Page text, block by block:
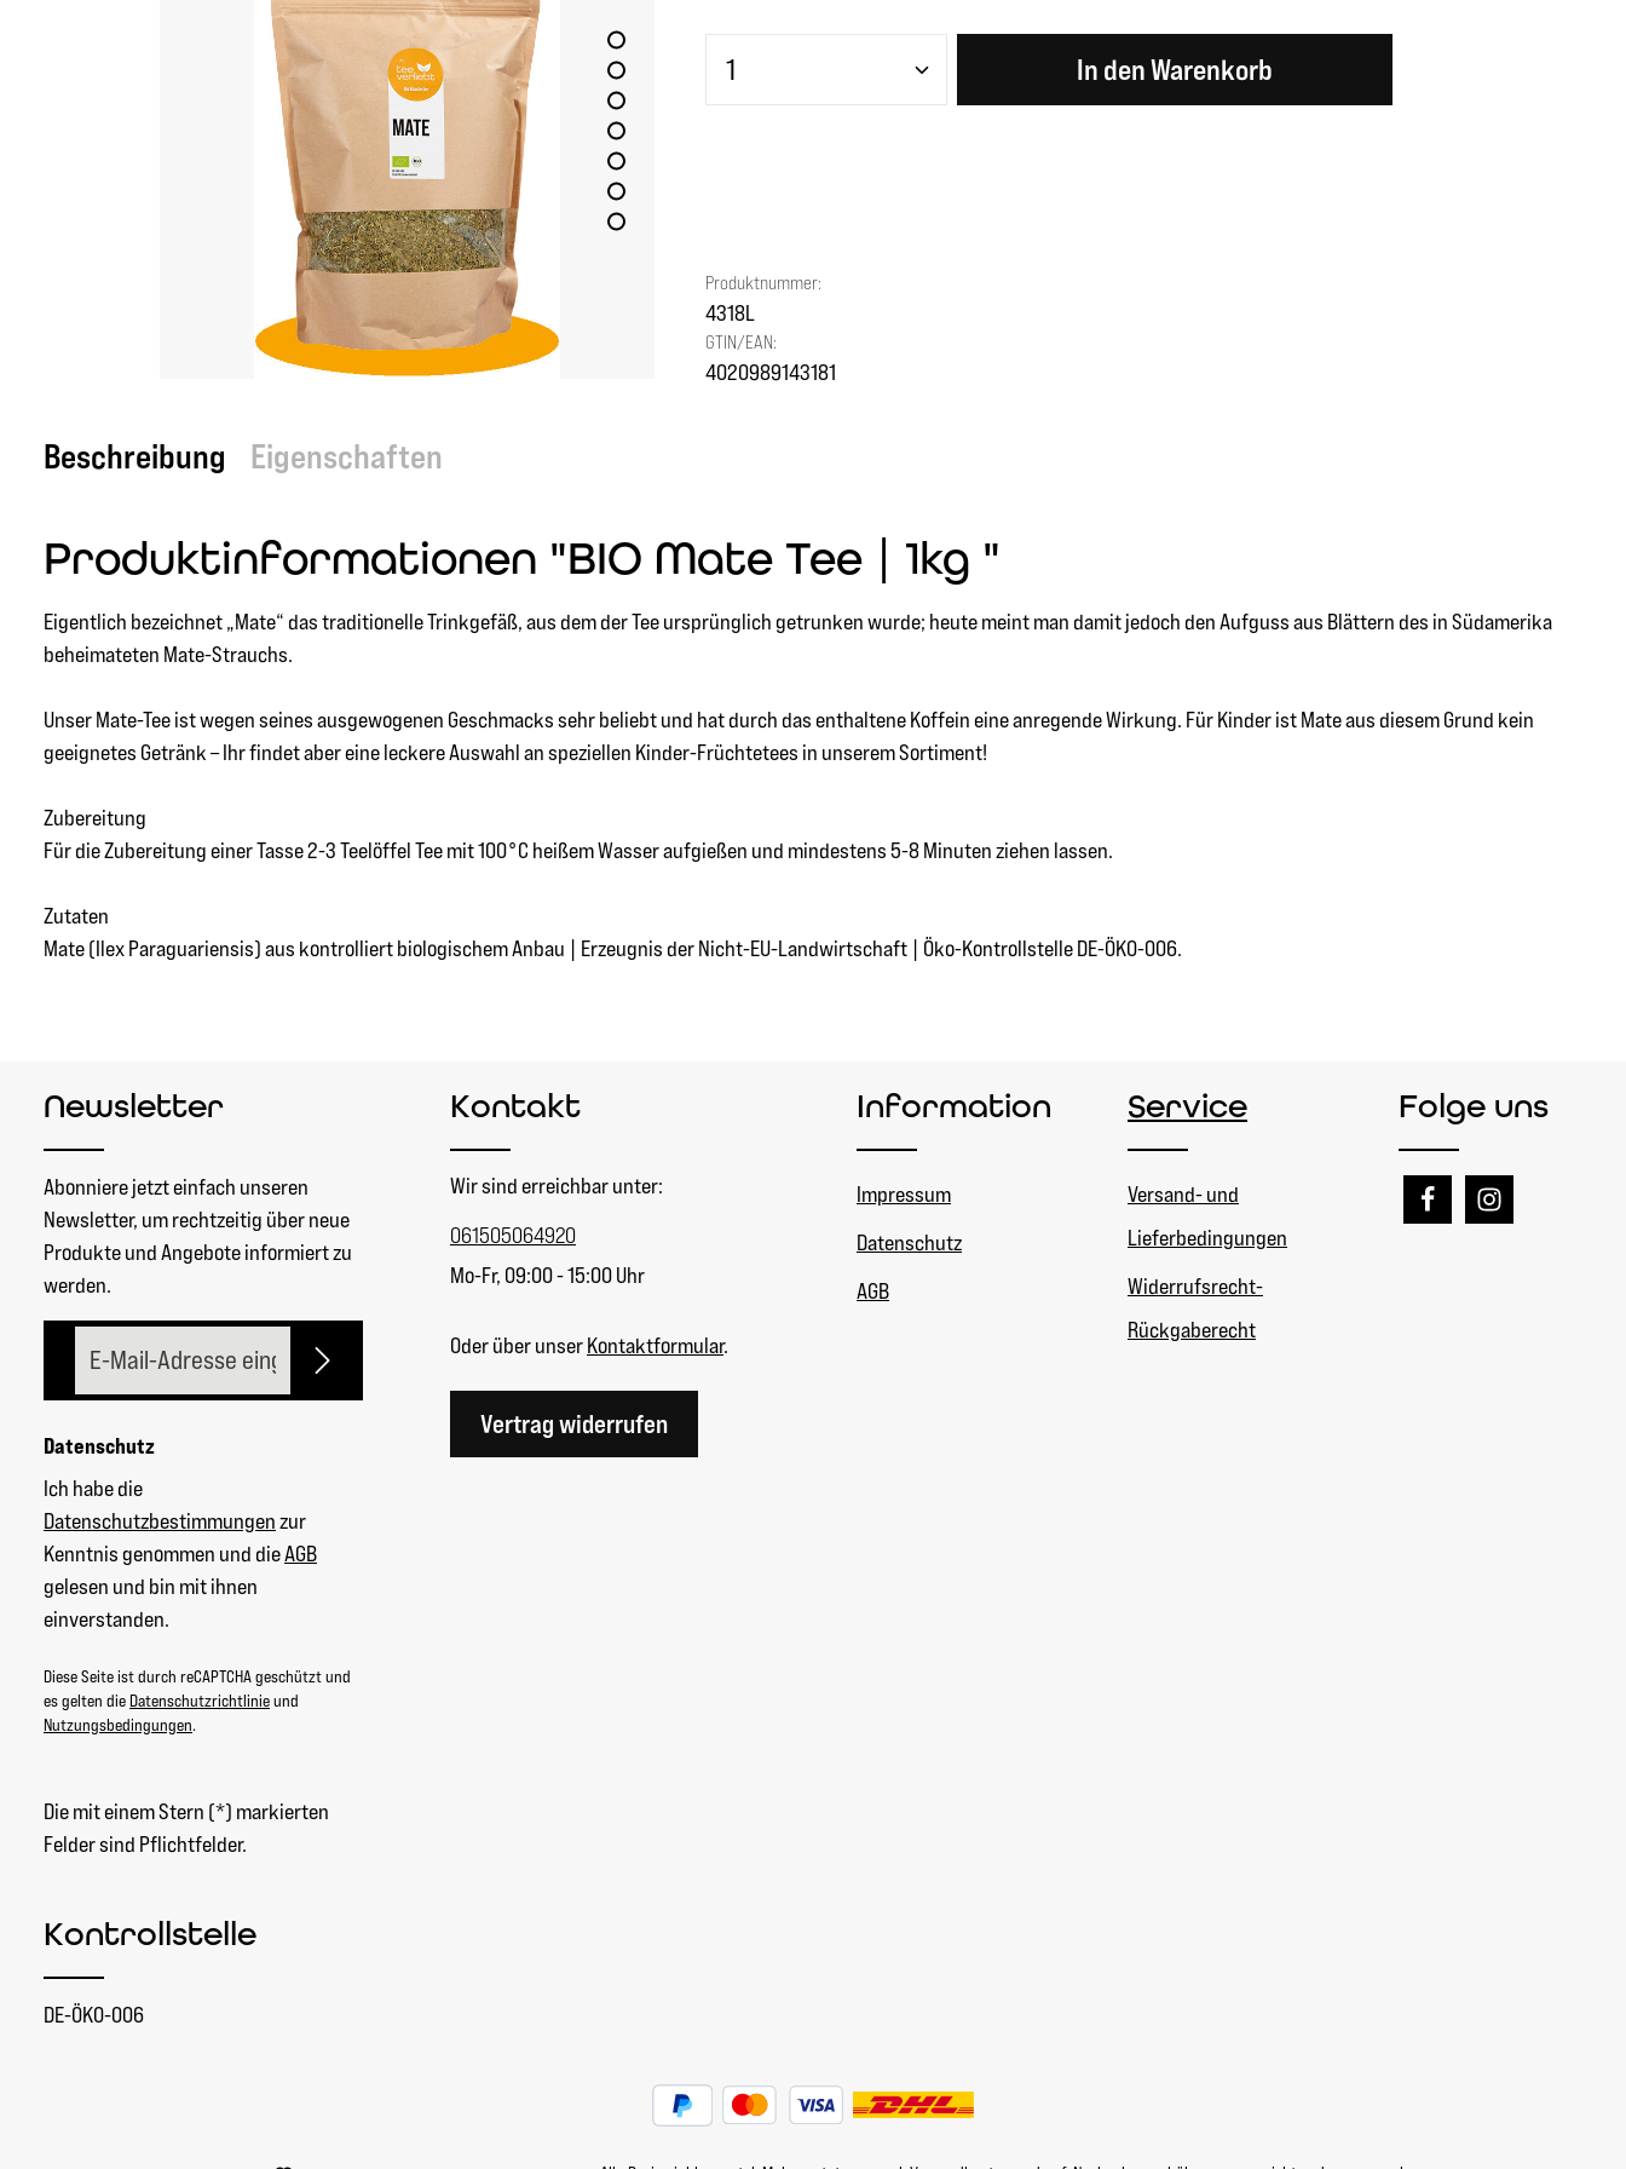
Produkt Anzahl: Gib den gewünschten Wert ein oder benutze die Schaltflächen
In den Warenkorb
Produktnummer:
4318L
GTIN/EAN:
4020989143181
Beschreibung Eigenschaften
Produktinformationen "BIO Mate Tee | 1kg "
Eigentlich bezeichnet „Mate“ das traditionelle Trinkgefäß, aus dem der Tee ursprünglich getrunken wurde; heute meint man damit jedoch den Aufguss aus Blättern des in Südamerika
beheimateten Mate-Strauchs.
Unser Mate-Tee ist wegen seines ausgewogenen Geschmacks sehr beliebt und hat durch das enthaltene Koffein eine anregende Wirkung. Für Kinder ist Mate aus diesem Grund kein
geeignetes Getränk – Ihr findet aber eine leckere Auswahl an speziellen Kinder-Früchtetees in unserem Sortiment!
Zubereitung
Für die Zubereitung einer Tasse 2-3 Teelöffel Tee mit 100°C heißem Wasser aufgießen und mindestens 5-8 Minuten ziehen lassen.
Zutaten
Mate (Ilex Paraguariensis) aus kontrolliert biologischem Anbau | Erzeugnis der Nicht-EU-Landwirtschaft | Öko-Kontrollstelle DE-ÖKO-006.
Newsletter
Abonniere jetzt einfach unseren
Newsletter, um rechtzeitig über neue
Produkte und Angebote informiert zu
werden.
Datenschutz
Ich habe die
Datenschutzbestimmungenzur
Kenntnis genommen und dieAGB
gelesen und bin mit ihnen
einverstanden.
Diese Seite ist durch reCAPTCHA geschützt und
es gelten die Datenschutzrichtlinieund
Nutzungsbedingungen.
Die mit einem Stern (*) markierten
Felder sind Pflichtfelder.
Kontakt
Wir sind erreichbar unter:
061505064920
Mo-Fr, 09:00 - 15:00 Uhr
Oder über unserKontaktformular.
Vertrag widerrufen
Information
Impressum
Datenschutz
AGB
Service
Versand- und
Lieferbedingungen
Widerrufsrecht-
Rückgaberecht
Folge uns
Kontrollstelle
DE-ÖKO-006